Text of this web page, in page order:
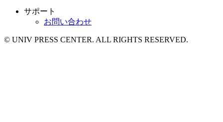
サポート
お問い合わせ
© UNIV PRESS CENTER. ALL RIGHTS RESERVED.